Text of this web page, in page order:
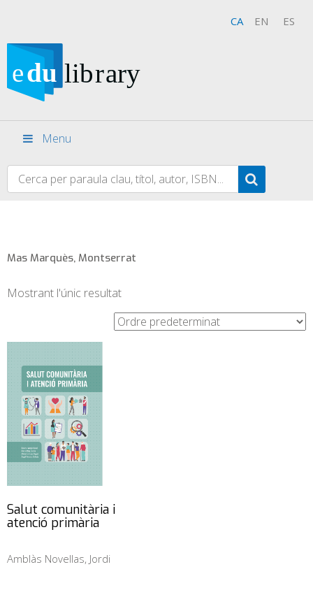
CA EN ES
Menu
Mas Marquès, Montserrat
Mostrant l'únic resultat
Salut comunitària i
atenció primària
Amblàs Novellas, Jordi